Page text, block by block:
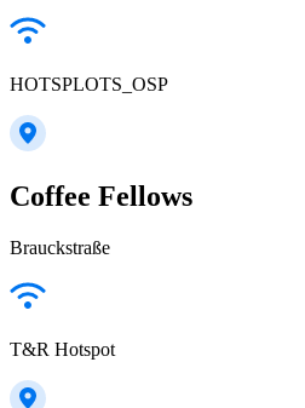
HOTSPLOTS_OSP
Coffee Fellows
Brauckstraße
T&R Hotspot